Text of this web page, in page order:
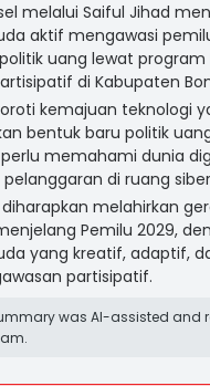
melalui Saiful Jihad
aktif mengawasi
uang lewat program
di Kabupaten
kemajuan teknologi
bentuk baru politik
memahami dunia
di ruang
melahirkan
Pemilu 2029,
yang kreatif, adaptif,
partisipatif.
was AI-assisted and